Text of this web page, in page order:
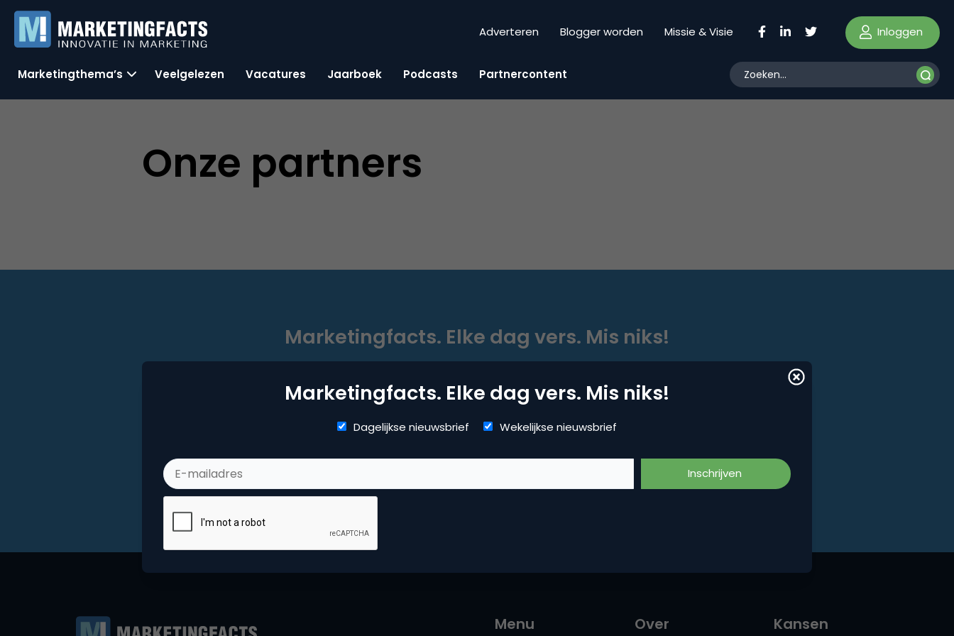
Adverteren Blogger worden Missie & Visie Inloggen
Marketingthema’s Veelgelezen Vacatures Jaarboek Podcasts Partnercontent
Onze partners
Marketingfacts. Elke dag vers. Mis niks!
Dagelijkse nieuwsbrief Wekelijkse nieuwsbrief
Marketingfacts. Elke dag vers. Mis niks!
Menu Over Kansen